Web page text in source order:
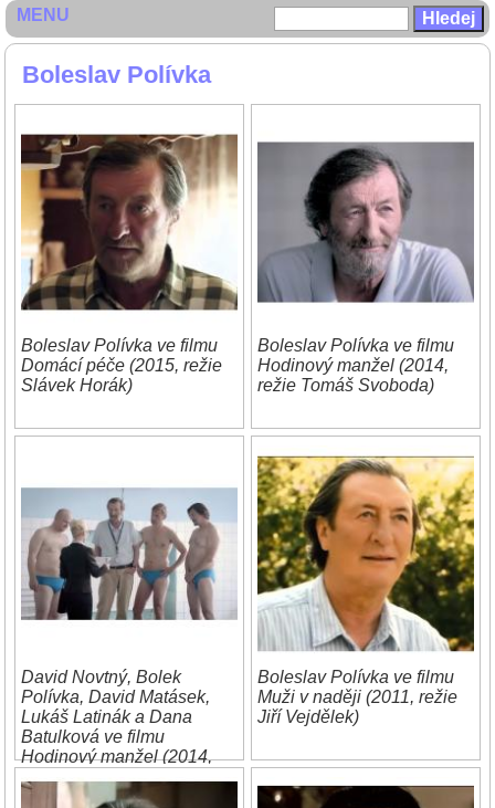
Boleslav Polívka
Boleslav Polívka ve filmu
Domácí péče (2015, režie
Slávek Horák)
Boleslav Polívka ve filmu
Hodinový manžel (2014,
režie Tomáš Svoboda)
David Novtný, Bolek
Polívka, David Matásek,
Lukáš Latinák a Dana
Batulková ve filmu
Hodinový manžel (2014,
režie Tomáš Svoboda)
Boleslav Polívka ve filmu
Muži v naději (2011, režie
Jiří Vejdělek)
MENU